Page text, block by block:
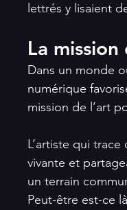
lettrés y lisaient
La mission
Dans un monde
numérique
mission de l’art
L’artiste qui
vivante et
un terrain
Peut-être est-ce